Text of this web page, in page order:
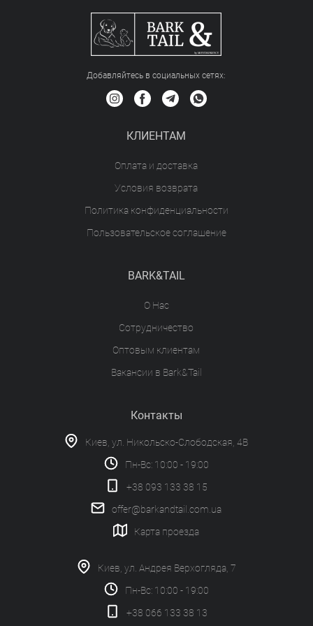
Добавляйтесь в социальных сетяx:
КЛИЕНТАМ
Оплата и доставка
Условия возврата
Политика конфиденциальности
Пользовательское соглашение
BARK&TAIL
О Нас
Сотрудничество
Оптовым клиентам
Вакансии в Bark&Tail
Контакты
Киев, ул. Никольско-Слободская, 4В
Пн-Вс: 10:00 - 19:00
+38 093 133 38 15
offer@barkandtail.com.ua
Карта проезда
Киев, ул. Андрея Верхогляда, 7
Пн-Вс: 10:00 - 19:00
+38 066 133 38 13